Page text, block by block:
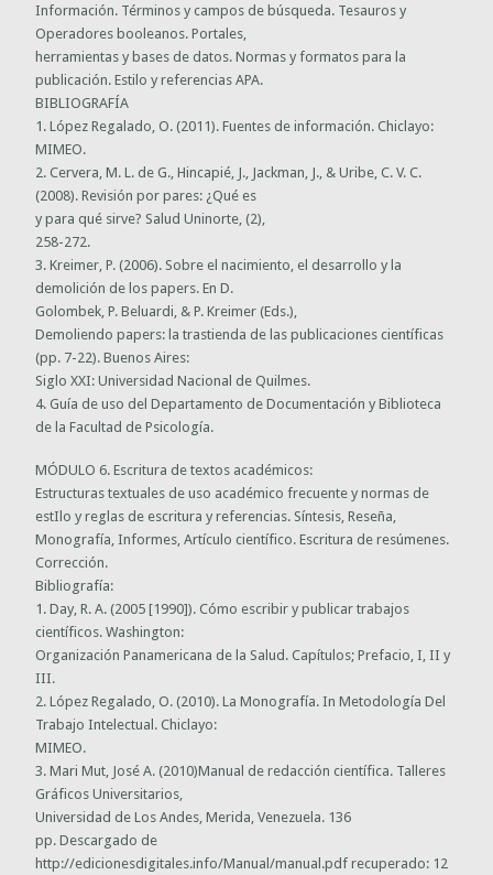
Información. Términos y campos de búsqueda. Tesauros y
Operadores booleanos. Portales,
herramientas y bases de datos. Normas y formatos para la
publicación. Estilo y referencias APA.
BIBLIOGRAFÍA
1. López Regalado, O. (2011). Fuentes de información. Chiclayo:
MIMEO.
2. Cervera, M. L. de G., Hincapié, J., Jackman, J., & Uribe, C. V. C.
(2008). Revisión por pares: ¿Qué es
y para qué sirve? Salud Uninorte, (2),
258-272.
3. Kreimer, P. (2006). Sobre el nacimiento, el desarrollo y la
demolición de los papers. En D.
Golombek, P. Beluardi, & P. Kreimer (Eds.),
Demoliendo papers: la trastienda de las publicaciones científicas
(pp. 7-22). Buenos Aires:
Siglo XXI: Universidad Nacional de Quilmes.
4. Guía de uso del Departamento de Documentación y Biblioteca
de la Facultad de Psicología.
MÓDULO 6. Escritura de textos académicos:
Estructuras textuales de uso académico frecuente y normas de
estIlo y reglas de escritura y referencias. Síntesis, Reseña,
Monografía, Informes, Artículo científico. Escritura de resúmenes.
Corrección.
Bibliografía:
1. Day, R. A. (2005 [1990]). Cómo escribir y publicar trabajos
científicos. Washington:
Organización Panamericana de la Salud. Capítulos; Prefacio, I, II y
III.
2. López Regalado, O. (2010). La Monografía. In Metodología Del
Trabajo Intelectual. Chiclayo:
MIMEO.
3. Mari Mut, José A. (2010)Manual de redacción científica. Talleres
Gráficos Universitarios,
Universidad de Los Andes, Merida, Venezuela. 136
pp. Descargado de
http://edicionesdigitales.info/Manual/manual.pdf recuperado: 12